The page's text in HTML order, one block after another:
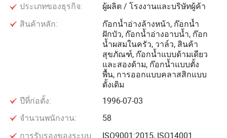
เราปฏิบัติตามข้อกำหนดล่าสุดสำหรับวัตถุดิบในการแข่งขัน
เกลียวและแรงผลักดันของเยอรมันและเราปฏิบัติตามนโยบาย
ใหม่สำหรับการรักษาความปลอดภัยทางสังคมและการใช้จิต
วันที่จัดส่งสินค้าสามารถเป็น 30 วันสำหรับการสั่งซื้อแบบด่วน
ซ้ำการสั่งซื้อ
แบบยาวคู่ค้าที่ให้ความร่วมมือ :
ประเภทของธุรกิจ:
ผู้ผลิต / โรงงานและบริษัทผู้ค้า
สินค้าหลัก:
ก๊อกน้ำอ่างล้างหน้า, ก๊อกน้ำ
ฝักบัว, ก๊อกน้ำอ่างอาบน้ำ, ก๊อก
น้ำผสมในครัว, วาล์ว, สินค้า
สุขภัณฑ์, ก๊อกน้ำแบบด้ามเดียว
และสองด้าม, ก๊อกน้ำแบบตั้ง
พื้น, การออกแบบคลาสสิกแบบ
ดั้งเดิม
ปีที่ก่อตั้ง:
1996-07-03
จำนวนพนักงาน:
58
การรับรองของระบบ
ISO9001:2015, ISO14001